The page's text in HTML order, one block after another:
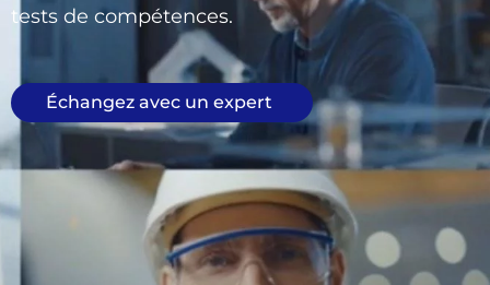
tests de compétences.
Échangez avec un expert